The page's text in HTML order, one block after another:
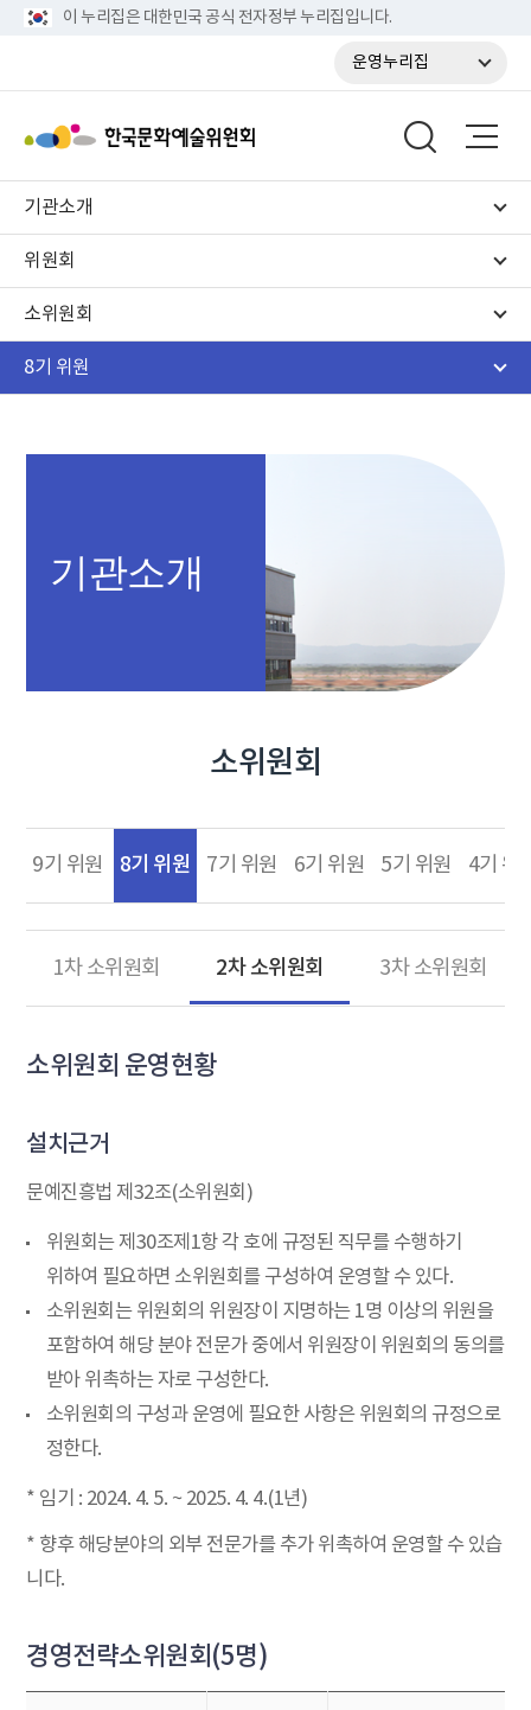
이 누리집은 대한민국 공식 전자정부 누리집입니다.
운영누리집
기관소개
위원회
소위원회
8기 위원
기관소개
소위원회
9기 위원 8기 위원 7기 위원 6기 위원 5기 위원 4기 위
1차 소위원회 2차 소위원회 3차 소위원회
소위원회 운영현황
설치근거
문예진흥법 제32조(소위원회)
위원회는 제30조제1항 각 호에 규정된 직무를 수행하기
위하여 필요하면 소위원회를 구성하여 운영할 수 있다.
소위원회는 위원회의 위원장이 지명하는 1명 이상의 위원을
포함하여 해당 분야 전문가 중에서 위원장이 위원회의 동의를
받아 위촉하는 자로 구성한다.
소위원회의 구성과 운영에 필요한 사항은 위원회의 규정으로
정한다.
* 임기 : 2024. 4. 5. ~ 2025. 4. 4.(1년)
* 향후 해당분야의 외부 전문가를 추가 위촉하여 운영할 수 있습
니다.
경영전략소위원회(5명)